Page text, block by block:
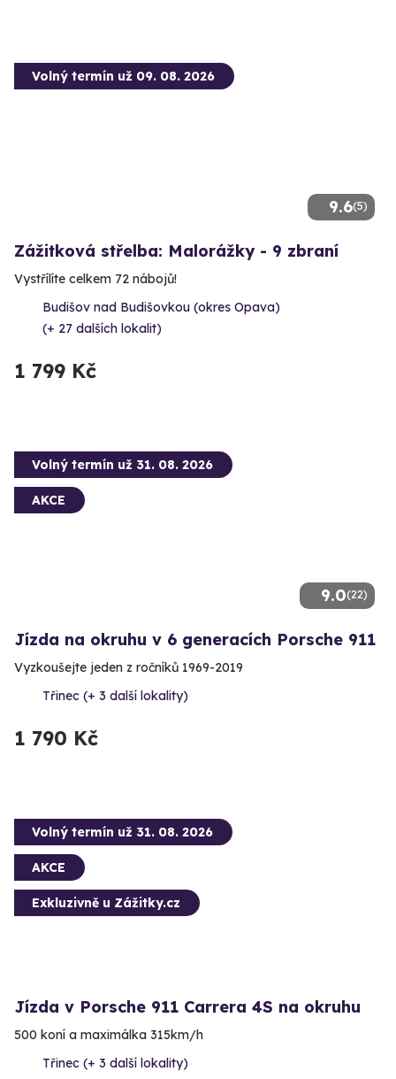
9.6(5)
Volný termín už 09. 08. 2026
Zážitková střelba: Malorážky - 9 zbraní
Vystřílíte celkem 72 nábojů!
Budišov nad Budišovkou (okres Opava)
(+ 27 dalších lokalit)
1 799 Kč
9.0(22)
Volný termín už 31. 08. 2026
AKCE
Jízda na okruhu v 6 generacích Porsche 911
Vyzkoušejte jeden z ročníků 1969-2019
Třinec (+ 3 další lokality)
1 790 Kč
Volný termín už 31. 08. 2026
AKCE
Exkluzivně u Zážitky.cz
Jízda v Porsche 911 Carrera 4S na okruhu
500 koní a maximálka 315km/h
Třinec (+ 3 další lokality)